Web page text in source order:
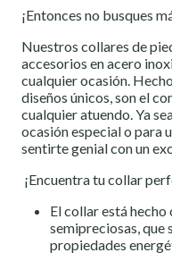
¡Entonces no busques
Nuestros collares de
accesorios en acero
cualquier ocasión.
diseños únicos, son el
cualquier atuendo. Ya
ocasión especial o para
sentirte genial con un
¡Encuentra tu collar
El collar está
semipreciosas, que
propiedades